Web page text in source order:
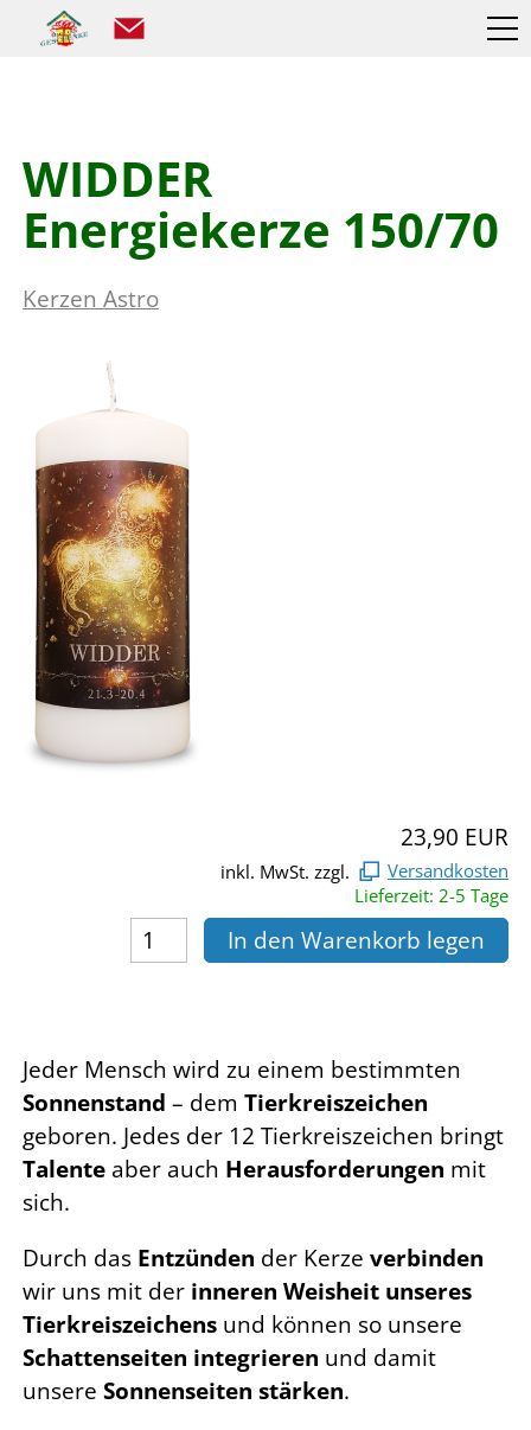
WIDDER
Energiekerze 150/70
Kerzen Astro
23,90 EUR
inkl. MwSt. zzgl.
Versandkosten
Lieferzeit: 2-5 Tage
In den Warenkorb legen
Jeder Mensch wird zu einem bestimmten
Sonnenstand – dem Tierkreiszeichen
geboren. Jedes der 12 Tierkreiszeichen bringt
Talente aber auch Herausforderungen mit
sich.
Durch das Entzünden der Kerze verbinden
wir uns mit der inneren Weisheit unseres
Tierkreiszeichens und können so unsere
Schattenseiten integrieren und damit
unsere Sonnenseiten stärken.